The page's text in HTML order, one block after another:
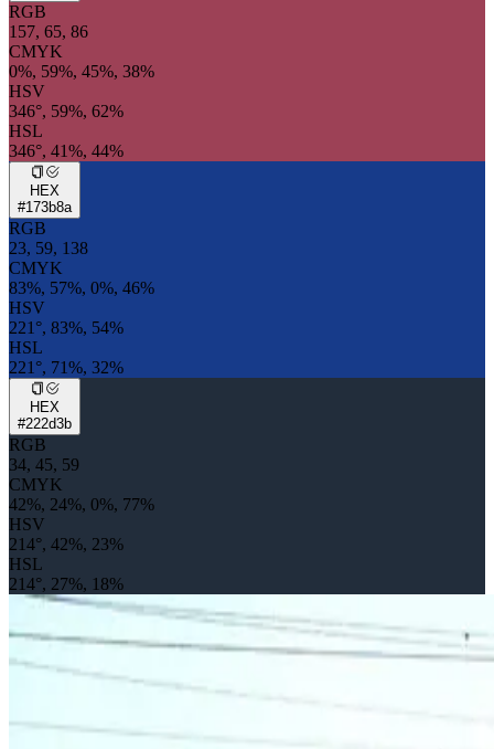
RGB
157, 65, 86
CMYK
0%, 59%, 45%, 38%
HSV
346°, 59%, 62%
HSL
346°, 41%, 44%
HEX
#173b8a
RGB
23, 59, 138
CMYK
83%, 57%, 0%, 46%
HSV
221°, 83%, 54%
HSL
221°, 71%, 32%
HEX
#222d3b
RGB
34, 45, 59
CMYK
42%, 24%, 0%, 77%
HSV
214°, 42%, 23%
HSL
214°, 27%, 18%